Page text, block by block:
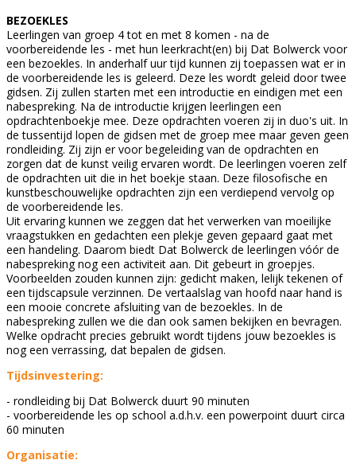
BEZOEKLES
Leerlingen van groep 4 tot en met 8 komen - na de
voorbereidende les - met hun leerkracht(en) bij Dat Bolwerck voor
een bezoekles. In anderhalf uur tijd kunnen zij toepassen wat er in
de voorbereidende les is geleerd. Deze les wordt geleid door twee
gidsen. Zij zullen starten met een introductie en eindigen met een
nabespreking. Na de introductie krijgen leerlingen een
opdrachtenboekje mee. Deze opdrachten voeren zij in duo's uit. In
de tussentijd lopen de gidsen met de groep mee maar geven geen
rondleiding. Zij zijn er voor begeleiding van de opdrachten en
zorgen dat de kunst veilig ervaren wordt. De leerlingen voeren zelf
de opdrachten uit die in het boekje staan. Deze filosofische en
kunstbeschouwelijke opdrachten zijn een verdiepend vervolg op
de voorbereidende les.
Uit ervaring kunnen we zeggen dat het verwerken van moeilijke
vraagstukken en gedachten een plekje geven gepaard gaat met
een handeling. Daarom biedt Dat Bolwerck de leerlingen vóór de
nabespreking nog een activiteit aan. Dit gebeurt in groepjes.
Voorbeelden zouden kunnen zijn: gedicht maken, lelijk tekenen of
een tijdscapsule verzinnen. De vertaalslag van hoofd naar hand is
een mooie concrete afsluiting van de bezoekles. In de
nabespreking zullen we die dan ook samen bekijken en bevragen.
Welke opdracht precies gebruikt wordt tijdens jouw bezoekles is
nog een verrassing, dat bepalen de gidsen.
Tijdsinvestering:
- rondleiding bij Dat Bolwerck duurt 90 minuten
- voorbereidende les op school a.d.h.v. een powerpoint duurt circa
60 minuten
Organisatie: